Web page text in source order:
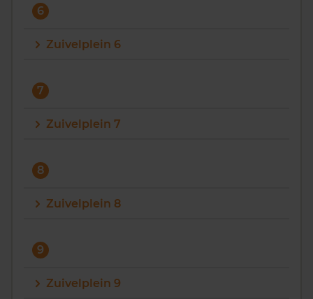
6
Zuivelplein 6
7
Zuivelplein 7
8
Zuivelplein 8
9
Zuivelplein 9